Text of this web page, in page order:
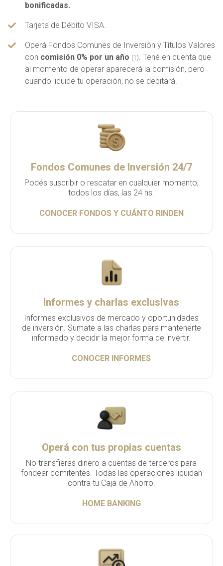
bonificadas.
Tarjeta de Débito VISA.
Operá Fondos Comunes de Inversión y Títulos Valores
con comisión 0% por un año (1). Tené en cuenta que
al momento de operar aparecerá la comisión, pero
cuando liquide tu operación, no se debitará.
Fondos Comunes de Inversión 24/7
Podés suscribir o rescatar en cualquier momento,
todos los días, las 24 hs.
CONOCER FONDOS Y CUÁNTO RINDEN
Informes y charlas exclusivas
Informes exclusivos de mercado y oportunidades
de inversión. Sumate a las charlas para mantenerte
informado y decidir la mejor forma de invertir.
CONOCER INFORMES
Operá con tus propias cuentas
No transfieras dinero a cuentas de terceros para
fondear comitentes. Todas las operaciones liquidan
contra tu Caja de Ahorro.
HOME BANKING